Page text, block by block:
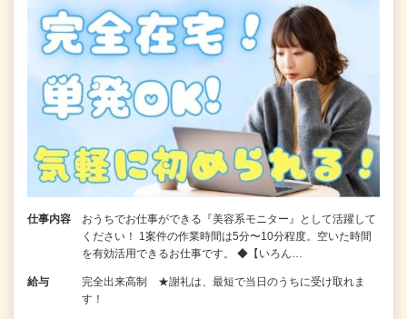
仕事内容
おうちでお仕事ができる『美容系モニター』として活躍して
ください！ 1案件の作業時間は5分〜10分程度。空いた時間
を有効活用できるお仕事です。 ◆【いろん…
給与
完全出来高制 ★謝礼は、最短で当日のうちに受け取れま
す！